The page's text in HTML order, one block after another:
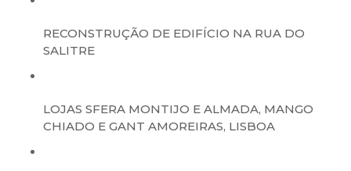
RECONSTRUÇÃO DE EDIFÍCIO NA RUA DO
SALITRE
LOJAS SFERA MONTIJO E ALMADA, MANGO
CHIADO E GANT AMOREIRAS, LISBOA